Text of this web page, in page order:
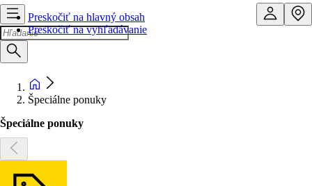
Preskočiť na hlavný obsah
Preskočiť na vyhľadávanie
Špeciálne ponuky
Špeciálne ponuky